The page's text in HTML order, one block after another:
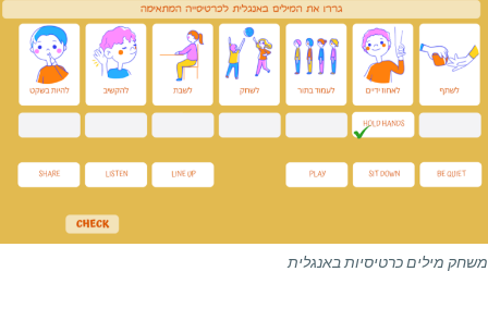
משחק מילים כרטיסיות באנגלית